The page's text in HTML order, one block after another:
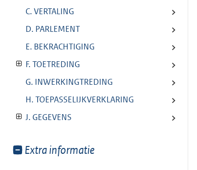
C. VERTALING
D. PARLEMENT
E. BEKRACHTIGING
F. TOETREDING
G. INWERKINGTREDING
H. TOEPASSELIJKVERKLARING
J. GEGEVENS
Toon
Extra informatie